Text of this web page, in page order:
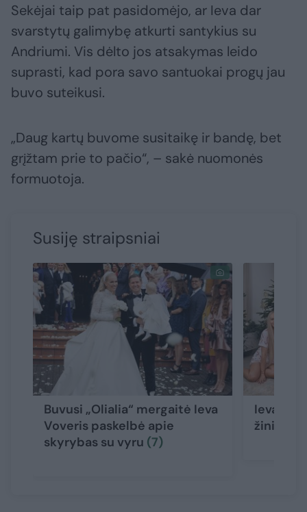
Sekėjai taip pat pasidomėjo, ar Ieva dar
svarstytų galimybę atkurti santykius su
Andriumi. Vis dėlto jos atsakymas leido
suprasti, kad pora savo santuokai progų jau
buvo suteikusi.
„Daug kartų buvome susitaikę ir bandę, bet
grįžtam prie to pačio“, – sakė nuomonės
formuotoja.
Susiję straipsniai
Buvusi „Olialia“ mergaitė Ieva
Voveris paskelbė apie
skyrybas su vyru (7)
Ieva
žinią: